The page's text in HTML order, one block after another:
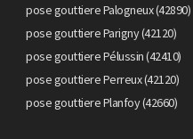
pose gouttiere Palogneux (42890)
pose gouttiere Parigny (42120)
pose gouttiere Pélussin (42410)
pose gouttiere Perreux (42120)
pose gouttiere Planfoy (42660)